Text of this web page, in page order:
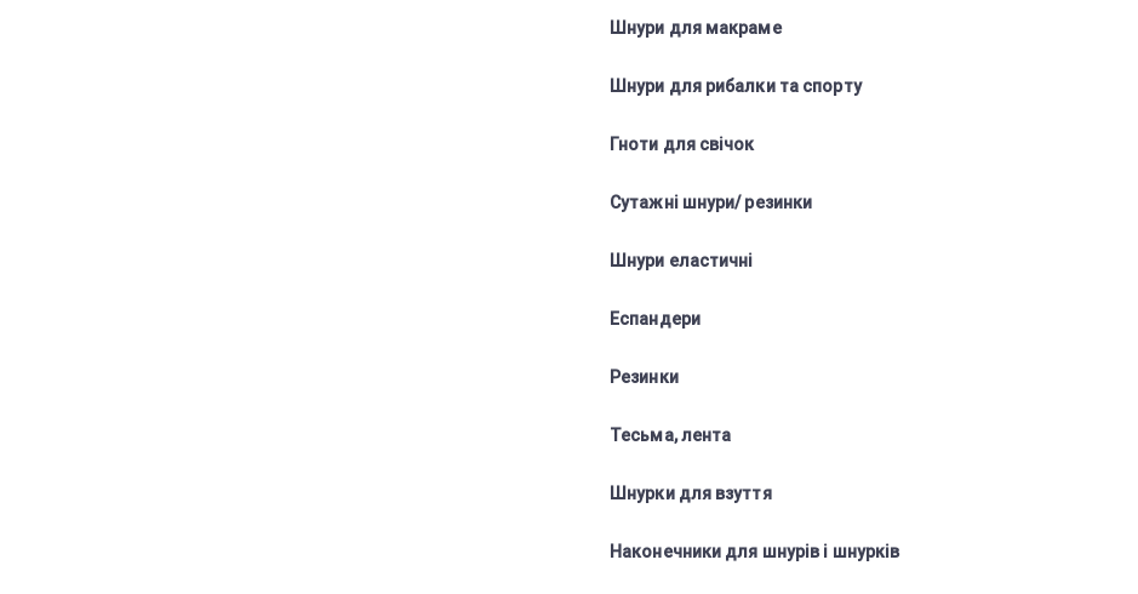
Шнури для макраме
Шнури для рибалки та спорту
Гноти для свічок
Сутажні шнури/ резинки
Шнури еластичні
Еспандери
Резинки
Тесьма, лента
Шнурки для взуття
Наконечники для шнурів і шнурків